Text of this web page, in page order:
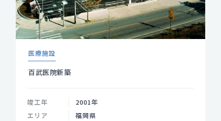
医療施設
百武医院新築
竣工年
2001年
エリア
福岡県